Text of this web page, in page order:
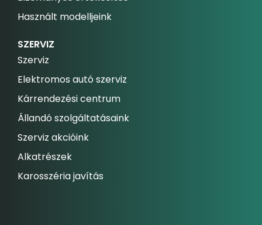
Használt modelljeink
SZERVIZ
Szerviz
Elektromos autó szerviz
Kárrendezési centrum
Állandó szolgáltatásaink
Szerviz akcióink
Alkatrészek
Karosszéria javítás